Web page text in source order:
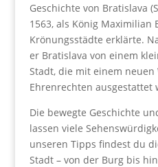
Geschichte von Bratislava
1563, als König Maximilian
Krönungsstädte erklärte.
er Bratislava von einem
Stadt, die mit einem neuen
Ehrenrechten ausgestattet
Die bewegte Geschichte
lassen viele
unseren Tipps findest du
Stadt – von der Burg bis